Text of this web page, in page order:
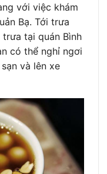
với việc khám
Bạ. Tới trưa
trưa tại quán Bình
có thể nghỉ ngơi
và lên xe